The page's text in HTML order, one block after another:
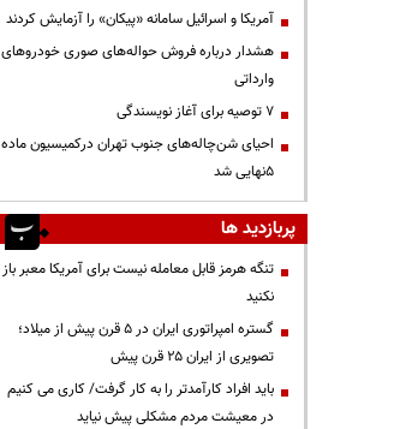
آمریکا و اسرائیل سامانه «پیکان» را آزمایش کردند
هشدار درباره فروش حواله‌های صوری خودروهای
وارداتی
۷ توصیه برای آغاز نویسندگی
احیای شن‌چاله‌های جنوب تهران درکمیسیون ماده
۵نهایی شد
پربازدید ها
تنگه هرمز قابل معامله نیست برای آمریکا معبر باز
نکنید
گستره امپراتوری ایران در ۵ قرن پیش از میلاد؛
تصویری از ایران ۲۵ قرن پیش
باید افراد کارآمدتر را به کار گرفت/ کاری می کنیم
در معیشت مردم مشکلی پیش نیاید